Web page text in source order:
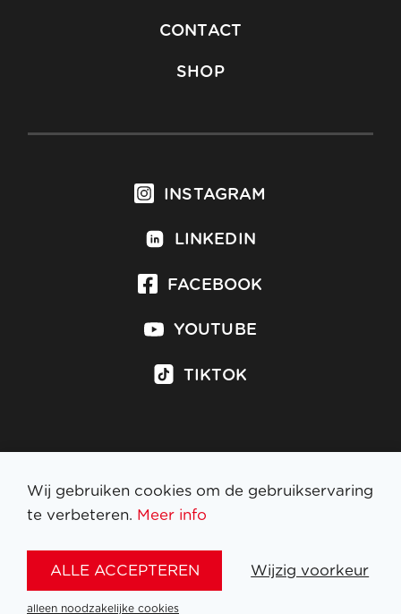
CONTACT
SHOP
INSTAGRAM
LINKEDIN
FACEBOOK
YOUTUBE
TIKTOK
Inschrijven op nieuwsbrief
Wij gebruiken cookies om de gebruikservaring
te verbeteren. Meer info
ALLE ACCEPTEREN Wijzig voorkeur
alleen noodzakelijke cookies